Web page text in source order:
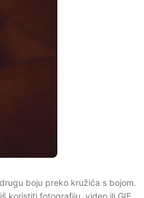
boju preko kružića s bojom.
koristiti fotografiju, video ili GIF